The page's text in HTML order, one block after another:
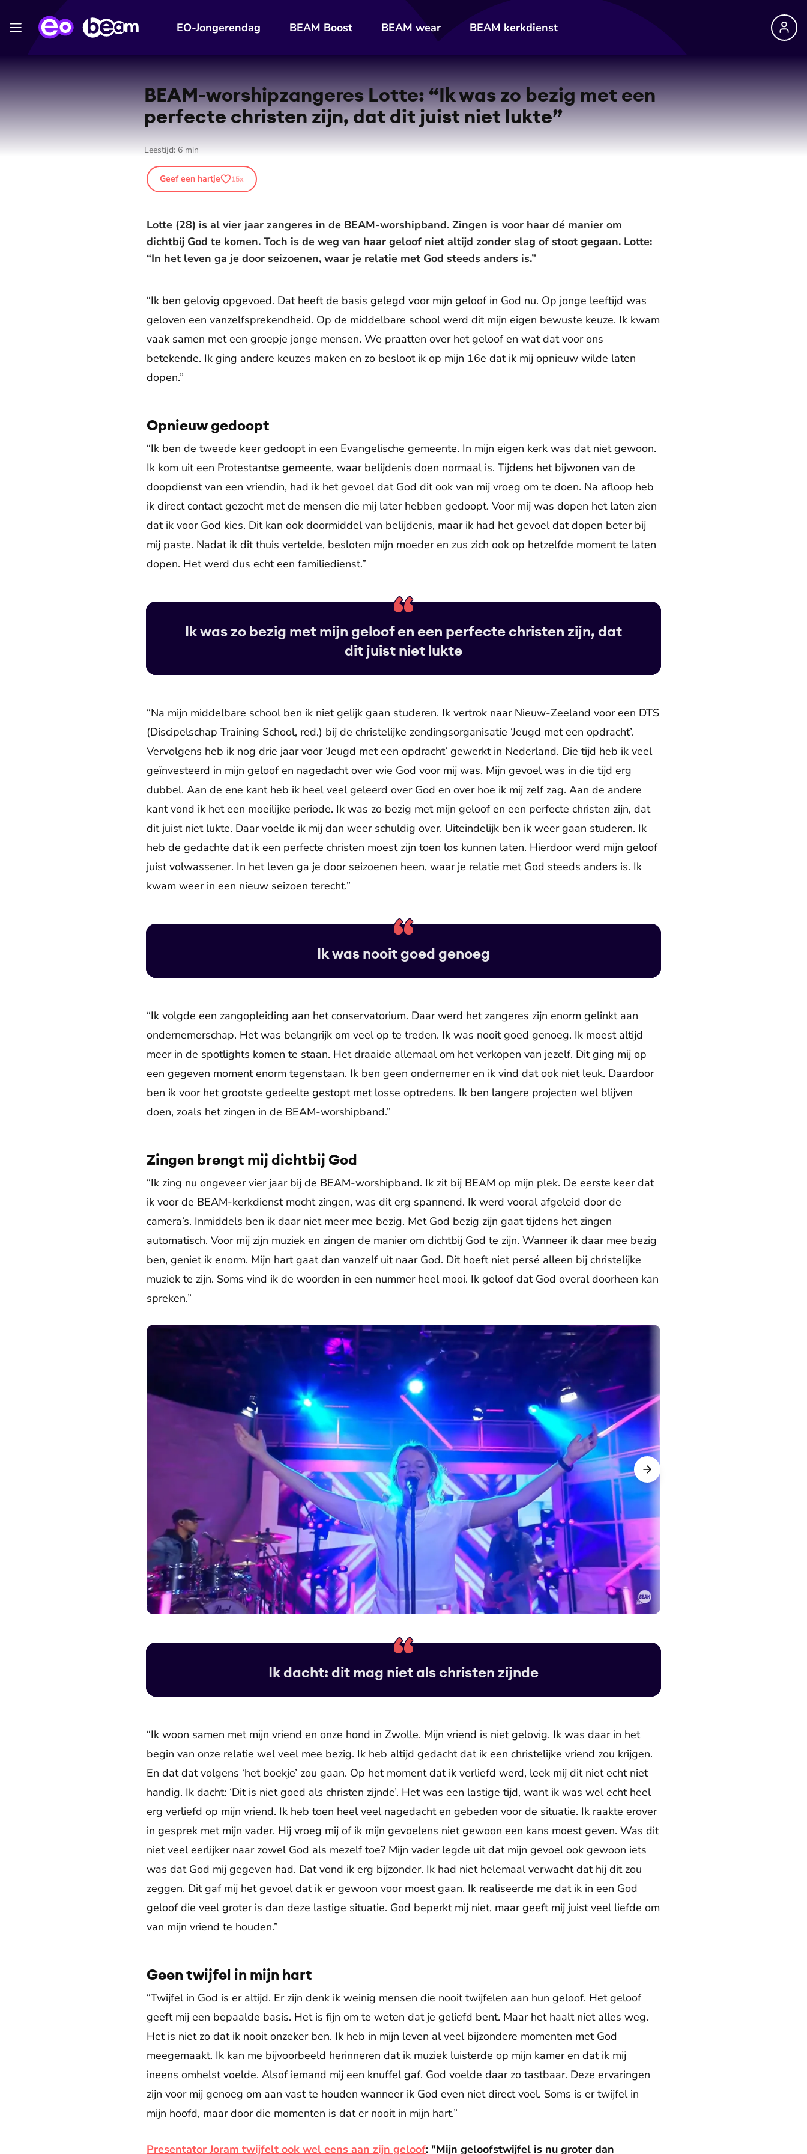
EO-Jongerendag BEAM Boost BEAM wear BEAM kerkdienst
BEAM-wor­ship­zan­ge­res Lotte: “Ik was zo bezig met een
perfecte christen zijn, dat dit juist niet lukte”
Leestijd: 6 min
Geef een hartje 15x
Lotte (28) is al vier jaar zangeres in de BEAM-worshipband. Zingen is voor haar dé manier om
dichtbij God te komen. Toch is de weg van haar geloof niet altijd zonder slag of stoot gegaan. Lotte:
“In het leven ga je door seizoenen, waar je relatie met God steeds anders is.”
“Ik ben gelovig opgevoed. Dat heeft de basis gelegd voor mijn geloof in God nu. Op jonge leeftijd was
geloven een vanzelfsprekendheid. Op de middelbare school werd dit mijn eigen bewuste keuze. Ik kwam
vaak samen met een groepje jonge mensen. We praatten over het geloof en wat dat voor ons
betekende. Ik ging andere keuzes maken en zo besloot ik op mijn 16e dat ik mij opnieuw wilde laten
dopen.”
Opnieuw gedoopt
“Ik ben de tweede keer gedoopt in een Evangelische gemeente. In mijn eigen kerk was dat niet gewoon.
Ik kom uit een Protestantse gemeente, waar belijdenis doen normaal is. Tijdens het bijwonen van de
doopdienst van een vriendin, had ik het gevoel dat God dit ook van mij vroeg om te doen. Na afloop heb
ik direct contact gezocht met de mensen die mij later hebben gedoopt. Voor mij was dopen het laten zien
dat ik voor God kies. Dit kan ook doormiddel van belijdenis, maar ik had het gevoel dat dopen beter bij
mij paste. Nadat ik dit thuis vertelde, besloten mijn moeder en zus zich ook op hetzelfde moment te laten
dopen. Het werd dus echt een familiedienst.”
Ik was zo bezig met mijn geloof en een perfecte christen zijn, dat
dit juist niet lukte
“Na mijn middelbare school ben ik niet gelijk gaan studeren. Ik vertrok naar Nieuw-Zeeland voor een DTS
(Discipelschap Training School, red.) bij de christelijke zendingsorganisatie ‘Jeugd met een opdracht’.
Vervolgens heb ik nog drie jaar voor ‘Jeugd met een opdracht’ gewerkt in Nederland. Die tijd heb ik veel
geïnvesteerd in mijn geloof en nagedacht over wie God voor mij was. Mijn gevoel was in die tijd erg
dubbel. Aan de ene kant heb ik heel veel geleerd over God en over hoe ik mij zelf zag. Aan de andere
kant vond ik het een moeilijke periode. Ik was zo bezig met mijn geloof en een perfecte christen zijn, dat
dit juist niet lukte. Daar voelde ik mij dan weer schuldig over. Uiteindelijk ben ik weer gaan studeren. Ik
heb de gedachte dat ik een perfecte christen moest zijn toen los kunnen laten. Hierdoor werd mijn geloof
juist volwassener. In het leven ga je door seizoenen heen, waar je relatie met God steeds anders is. Ik
kwam weer in een nieuw seizoen terecht.”
Ik was nooit goed genoeg
“Ik volgde een zangopleiding aan het conservatorium. Daar werd het zangeres zijn enorm gelinkt aan
ondernemerschap. Het was belangrijk om veel op te treden. Ik was nooit goed genoeg. Ik moest altijd
meer in de spotlights komen te staan. Het draaide allemaal om het verkopen van jezelf. Dit ging mij op
een gegeven moment enorm tegenstaan. Ik ben geen ondernemer en ik vind dat ook niet leuk. Daardoor
ben ik voor het grootste gedeelte gestopt met losse optredens. Ik ben langere projecten wel blijven
doen, zoals het zingen in de BEAM-worshipband.”
Zingen brengt mij dichtbij God
“Ik zing nu ongeveer vier jaar bij de BEAM-worshipband. Ik zit bij BEAM op mijn plek. De eerste keer dat
ik voor de BEAM-kerkdienst mocht zingen, was dit erg spannend. Ik werd vooral afgeleid door de
camera’s. Inmiddels ben ik daar niet meer mee bezig. Met God bezig zijn gaat tijdens het zingen
automatisch. Voor mij zijn muziek en zingen de manier om dichtbij God te zijn. Wanneer ik daar mee bezig
ben, geniet ik enorm. Mijn hart gaat dan vanzelf uit naar God. Dit hoeft niet persé alleen bij christelijke
muziek te zijn. Soms vind ik de woorden in een nummer heel mooi. Ik geloof dat God overal doorheen kan
spreken.”
Ik dacht: dit mag niet als christen zijnde
“Ik woon samen met mijn vriend en onze hond in Zwolle. Mijn vriend is niet gelovig. Ik was daar in het
begin van onze relatie wel veel mee bezig. Ik heb altijd gedacht dat ik een christelijke vriend zou krijgen.
En dat dat volgens ‘het boekje’ zou gaan. Op het moment dat ik verliefd werd, leek mij dit niet echt niet
handig. Ik dacht: ‘Dit is niet goed als christen zijnde’. Het was een lastige tijd, want ik was wel echt heel
erg verliefd op mijn vriend. Ik heb toen heel veel nagedacht en gebeden voor de situatie. Ik raakte erover
in gesprek met mijn vader. Hij vroeg mij of ik mijn gevoelens niet gewoon een kans moest geven. Was dit
niet veel eerlijker naar zowel God als mezelf toe? Mijn vader legde uit dat mijn gevoel ook gewoon iets
was dat God mij gegeven had. Dat vond ik erg bijzonder. Ik had niet helemaal verwacht dat hij dit zou
zeggen. Dit gaf mij het gevoel dat ik er gewoon voor moest gaan. Ik realiseerde me dat ik in een God
geloof die veel groter is dan deze lastige situatie. God beperkt mij niet, maar geeft mij juist veel liefde om
van mijn vriend te houden.”
Geen twijfel in mijn hart
“Twijfel in God is er altijd. Er zijn denk ik weinig mensen die nooit twijfelen aan hun geloof. Het geloof
geeft mij een bepaalde basis. Het is fijn om te weten dat je geliefd bent. Maar het haalt niet alles weg.
Het is niet zo dat ik nooit onzeker ben. Ik heb in mijn leven al veel bijzondere momenten met God
meegemaakt. Ik kan me bijvoorbeeld herinneren dat ik muziek luisterde op mijn kamer en dat ik mij
ineens omhelst voelde. Alsof iemand mij een knuffel gaf. God voelde daar zo tastbaar. Deze ervaringen
zijn voor mij genoeg om aan vast te houden wanneer ik God even niet direct voel. Soms is er twijfel in
mijn hoofd, maar door die momenten is dat er nooit in mijn hart.”
Presentator Joram twijfelt ook wel eens aan zijn geloof: "Mijn geloofstwijfel is nu groter dan